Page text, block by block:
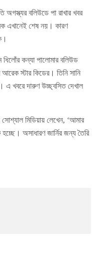
অগস্ত্যর বলিউডে পা রাখার খবর
এখানেই শেষ নয়। কারণ
কন্যা পালোমার বলিউড
স্টার কিডের। তিনি সানি
এ খবরে দারুণ উচ্ছ্বসিত দেখাল
মিডিয়ায় লেখেন, ‘আমার
অসাধারণ জার্নির জন্য তৈরি